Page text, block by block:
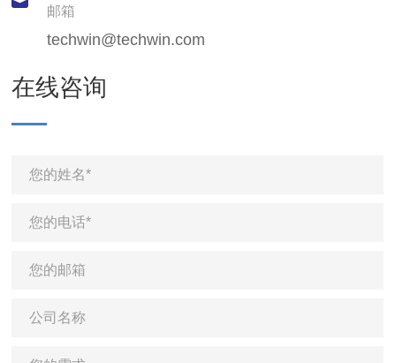
邮箱
techwin@techwin.com
在线咨询
您的姓名*
您的电话*
您的邮箱
公司名称